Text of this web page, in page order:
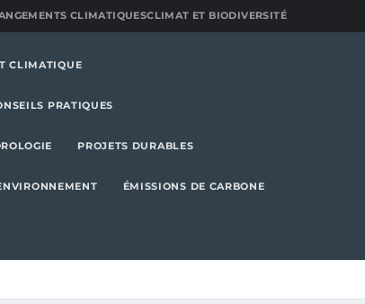
CLIMATIQUESCLIMAT ET BIODIVERSITÉ
CLIMATIQUE
PRATIQUES
PROJETS DURABLES
ÉMISSIONS DE CARBONE